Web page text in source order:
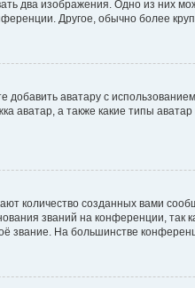
два изображения. Одно из них
Другое, обычно более
аватару с
аватар, а также какие типы
количество созданных вами
званий на конференции,
звание. На большинстве